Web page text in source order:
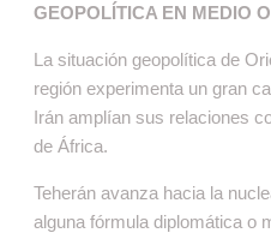
GEOPOLÍTICA EN MEDIO
La situación geopolítica de
región experimenta un gran
Irán amplían sus relaciones
de África.
Teherán avanza hacia la
alguna fórmula diplomática o